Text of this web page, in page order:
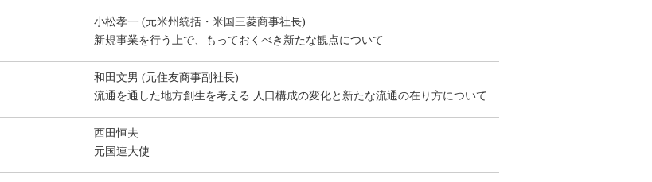
小松孝一 (元米州統括・米国三菱商事社長)
新規事業を行う上で、もっておくべき新たな観点について
和田文男 (元住友商事副社長)
流通を通した地方創生を考える 人口構成の変化と新たな流通の在り方について
西田恒夫
元国連大使